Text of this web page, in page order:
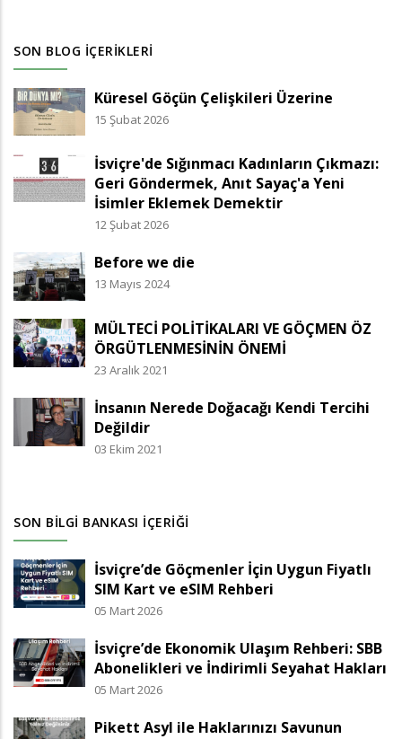
SON BLOG İÇERIKLERI
Küresel Göçün Çelişkileri Üzerine
15 Şubat 2026
İsviçre'de Sığınmacı Kadınların Çıkmazı:
Geri Göndermek, Anıt Sayaç'a Yeni
İsimler Eklemek Demektir
12 Şubat 2026
Before we die
13 Mayıs 2024
MÜLTECİ POLİTİKALARI VE GÖÇMEN ÖZ
ÖRGÜTLENMESİNİN ÖNEMİ
23 Aralık 2021
İnsanın Nerede Doğacağı Kendi Tercihi
Değildir
03 Ekim 2021
SON BILGI BANKASI İÇERIĞI
İsviçre’de Göçmenler İçin Uygun Fiyatlı
SIM Kart ve eSIM Rehberi
05 Mart 2026
İsviçre’de Ekonomik Ulaşım Rehberi: SBB
Abonelikleri ve İndirimli Seyahat Hakları
05 Mart 2026
Pikett Asyl ile Haklarınızı Savunun